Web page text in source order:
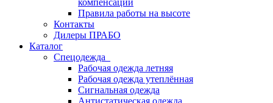
компенсации
Правила работы на высоте
Контакты
Дилеры ПРАБО
Каталог
Спецодежда
Рабочая одежда летняя
Рабочая одежда утеплённая
Сигнальная одежда
Антистатическая одежда